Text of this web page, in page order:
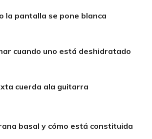
la pantalla se pone blanca
cuando uno está deshidratado
cuerda ala guitarra
basal y cómo está constituida